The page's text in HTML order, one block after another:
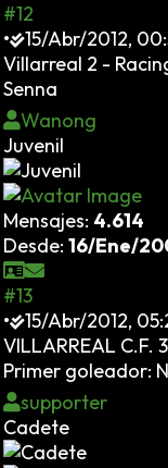
#12
•
15/Abr/2012,
Villarreal 2 -
Senna
Wanong
Juvenil
Mensajes: 4.614
Desde: 16/Ene/
#13
•
15/Abr/2012,
VILLARREAL C.F.
Primer goleador:
supporter
Cadete